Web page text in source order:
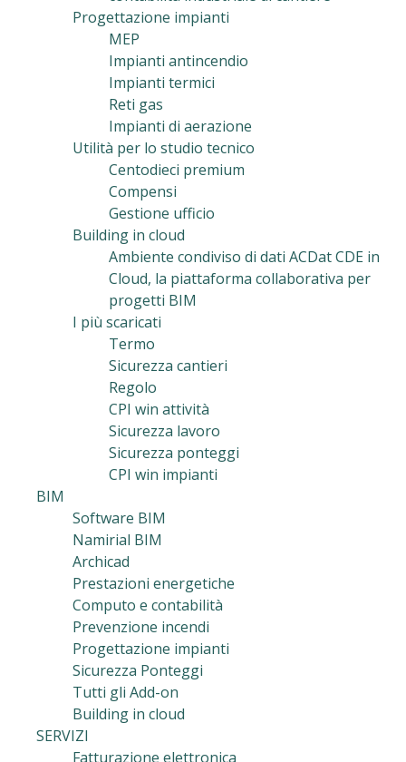
Progettazione impianti
MEP
Impianti antincendio
Impianti termici
Reti gas
Impianti di aerazione
Utilità per lo studio tecnico
Centodieci premium
Compensi
Gestione ufficio
Building in cloud
Ambiente condiviso di dati ACDat CDE in
Cloud, la piattaforma collaborativa per
progetti BIM
I più scaricati
Termo
Sicurezza cantieri
Regolo
CPI win attività
Sicurezza lavoro
Sicurezza ponteggi
CPI win impianti
BIM
Software BIM
Namirial BIM
Archicad
Prestazioni energetiche
Computo e contabilità
Prevenzione incendi
Progettazione impianti
Sicurezza Ponteggi
Tutti gli Add-on
Building in cloud
SERVIZI
Fatturazione elettronica